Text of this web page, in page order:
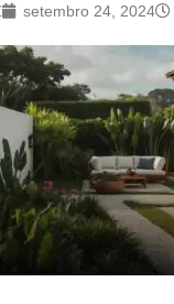
setembro 24, 2024